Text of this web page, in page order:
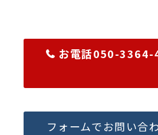
お電話050-
フォームでお問い合